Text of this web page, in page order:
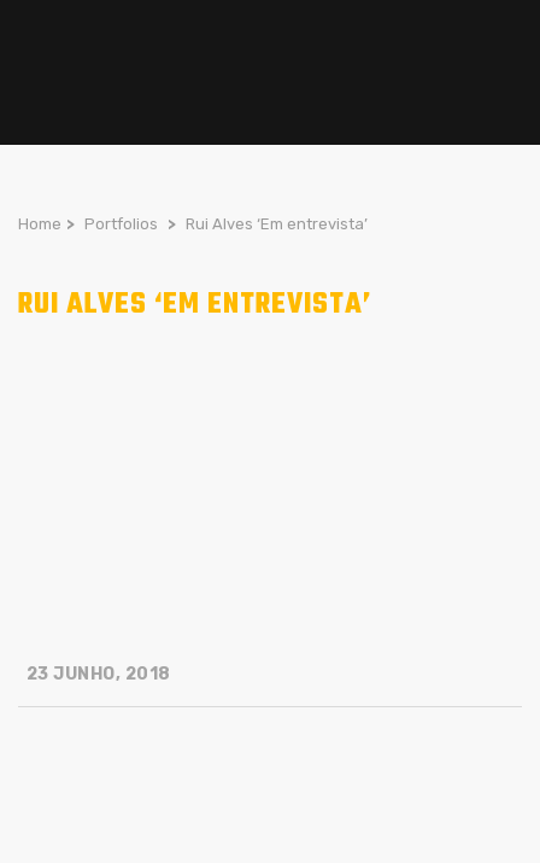
Home > Portfolios > Rui Alves ‘Em entrevista’
RUI ALVES ‘EM ENTREVISTA’
23 JUNHO, 2018